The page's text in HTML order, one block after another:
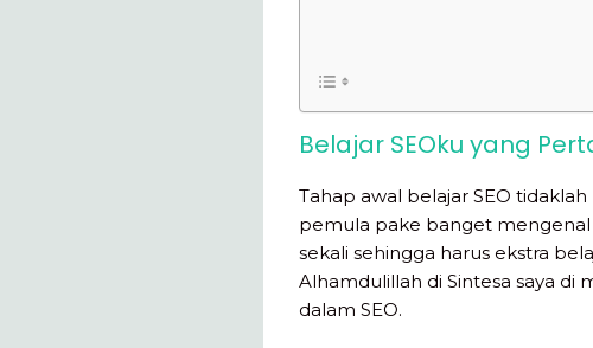
Belajar SEOku yang
Tahap awal belajar SEO
pemula pake banget mengenal
sekali sehingga harus ekstra
Alhamdulillah di Sintesa saya di
dalam SEO.